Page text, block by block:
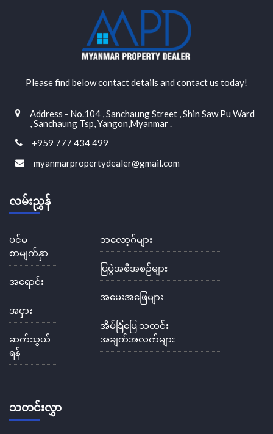
Please find below contact details and contact us today!
Address - No.104 , Sanchaung Street , Shin Saw Pu Ward
, Sanchaung Tsp, Yangon,Myanmar .
+959 777 434 499
myanmarpropertydealer@gmail.com
လမ်းညွှန်
ပင်မ
စာမျက်နှာ
အရောင်း
အငှား
ဆက်သွယ်
ရန်
ဘလော့ဂ်များ
ပြပွဲအစီအစဉ်များ
အမေးအဖြေများ
အိမ်ခြံမြေ သတင်း
အချက်အလက်များ
သတင်းလွှာ